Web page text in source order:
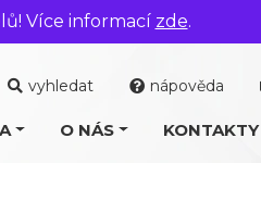
Více informací zde.
vyhledat nápověda
O NÁS KONTAKTY